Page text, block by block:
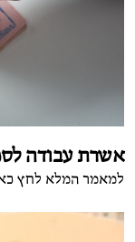
אשרת עבודה
למאמר המלא לחץ